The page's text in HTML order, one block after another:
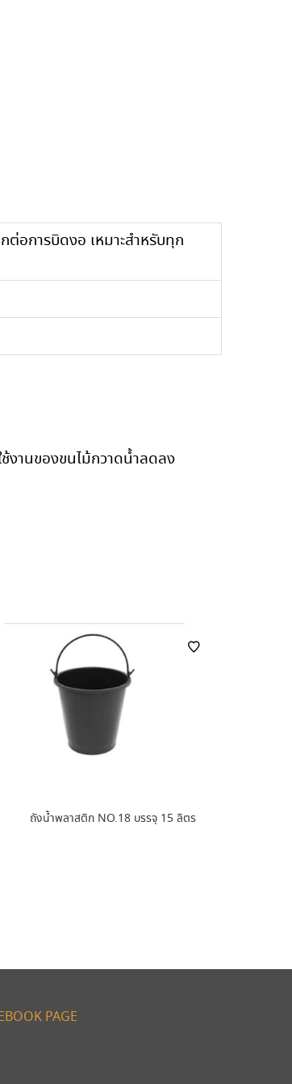
อการบิดงอ เหมาะสำหรับทุก
ช้งานของขนไม้กวาดน้ำลดลง
ถังน้ำพลาสติก NO.18 บรรจุ 15 ลิตร
PAGE